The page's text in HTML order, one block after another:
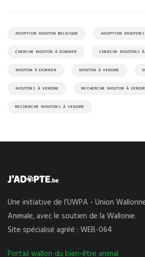
ADOPTION MOUTON BELGIQUE ADOPTION
CHERCHE MOUTON À DONNER CHERCHE MOUTONS
MOUTON À DONNER MOUTON À VENDRE
MOUTONS À VENDRE RECHERCHE MOUTON À
RECHERCHE MOUTONS À VENDRE
Une initiative de l’UWPA - Union
Animale, avec le soutien de la Wallonie.
Site spécialisé agréé : WEB-064
Portail wallon du bien-être animal